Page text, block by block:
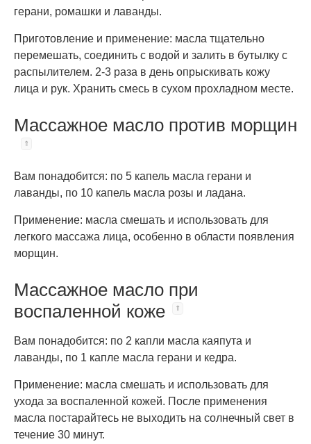
герани, ромашки и лаванды.
Приготовление и применение: масла тщательно
перемешать, соединить с водой и залить в бутылку с
распылителем. 2-3 раза в день опрыскивать кожу
лица и рук. Хранить смесь в сухом прохладном месте.
Массажное масло против морщин
Вам понадобится: по 5 капель масла герани и
лаванды, по 10 капель масла розы и ладана.
Применение: масла смешать и использовать для
легкого массажа лица, особенно в области появления
морщин.
Массажное масло при
воспаленной коже
Вам понадобится: по 2 капли масла каяпута и
лаванды, по 1 капле масла герани и кедра.
Применение: масла смешать и использовать для
ухода за воспаленной кожей. После применения
масла постарайтесь не выходить на солнечный свет в
течение 30 минут.